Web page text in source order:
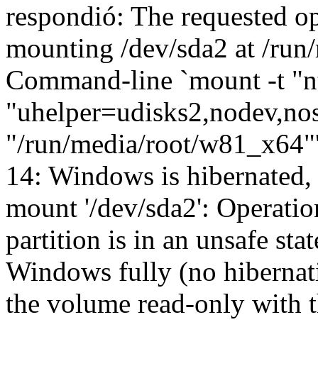
respondió: The requested
mounting /dev/sda2 at /
Command-line `mount -t
"/run/media/root/
14: Windows is
mount '/dev/sda2':
partition is in an unsafe
Windows fully (no
the volume read-only with